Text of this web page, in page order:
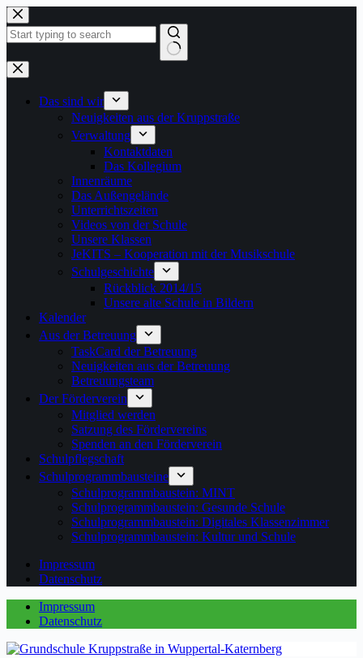
Zum
Inhalt
springen
Keine
Ergebnisse
Das sind wir
Neuigkeiten aus der Kruppstraße
Verwaltung
Kontaktdaten
Das Kollegium
Innenräume
Das Außengelände
Unterrichtszeiten
Videos von der Schule
Unsere Klassen
JeKITS – Kooperation mit der Musikschule
Schulgeschichte
Rückblick 2014/15
Unsere alte Schule in Bildern
Kalender
Aus der Betreuung
TaskCard der Betreuung
Neuigkeiten aus der Betreuung
Betreuungsteam
Der Förderverein
Mitglied werden
Satzung des Fördervereins
Spenden an den Förderverein
Schulpflegschaft
Schulprogrammbausteine
Schulprogrammbaustein: MINT
Schulprogrammbaustein: Gesunde Schule
Schulprogrammbaustein: Digitales Klassenzimmer
Schulprogrammbaustein: Kultur und Schule
Impressum
Datenschutz
Impressum
Datenschutz